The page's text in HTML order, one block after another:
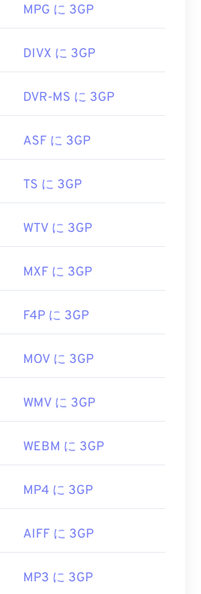
ファイル形式です。インタ
料のサードパーティ製ツー
末以外で動画を視聴する際
MPG に 3GP
DIVX に 3GP
DVR-MS に 3GP
ASF に 3GP
TS に 3GP
WTV に 3GP
MXF に 3GP
F4P に 3GP
MOV に 3GP
WMV に 3GP
WEBM に 3GP
MP4 に 3GP
AIFF に 3GP
MP3 に 3GP